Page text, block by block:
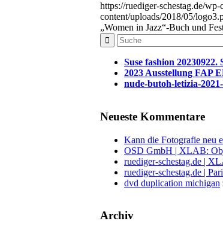
https://ruediger-schestag.de/
content/uploads/2018/05/
„Women in Jazz“-Buch und
Suse fashion 20230922.
2023 Ausstellung FAP
nude-butoh-letizia-
Neueste Kommentare
Kann die Fotografie neu
OSD GmbH | XLAB:
ruediger-schestag.de |
ruediger-schestag.de |
dvd duplication michigan
Archiv